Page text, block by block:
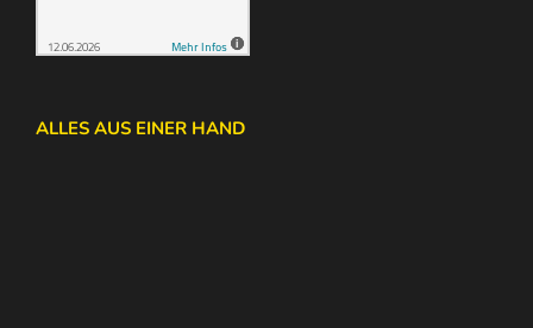
ALLES AUS EINER HAND